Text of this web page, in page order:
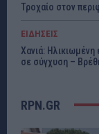
Τροχαίο στον
ΕΙΔΗΣΕΙΣ
Χανιά:
σε σύγχυση –
RPN.GR